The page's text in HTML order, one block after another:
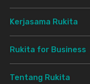
Kerjasama Rukita
Rukita for Business
Tentang Rukita